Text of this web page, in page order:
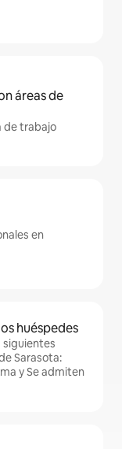
áreas de
de trabajo
en
huéspedes
siguientes
Sarasota:
y Se admiten